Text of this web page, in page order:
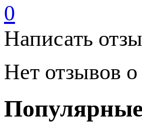
0
Написать
Нет отзывов о